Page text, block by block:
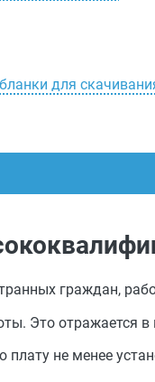
для
граждан,
Это отражается в
не менее